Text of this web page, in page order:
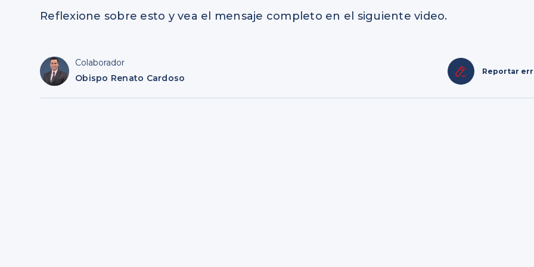
Reflexione sobre esto y vea el mensaje completo en el siguiente video.
Colaborador
Obispo Renato Cardoso
Reportar